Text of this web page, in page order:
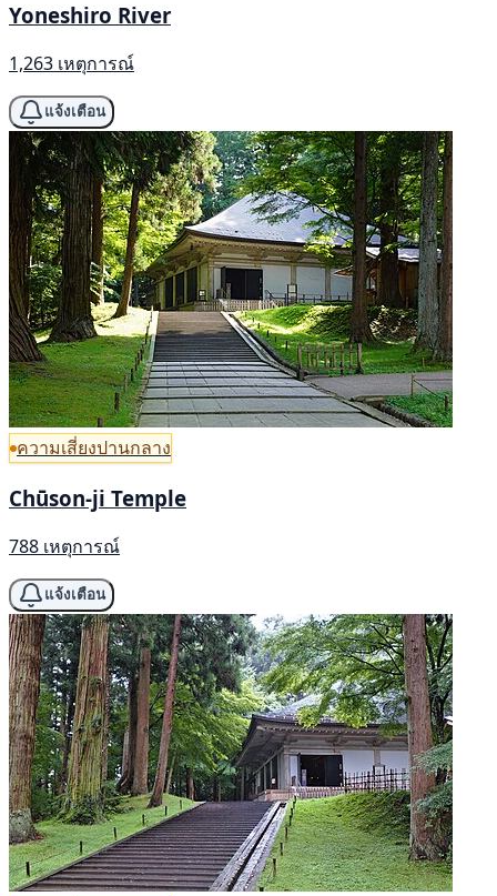
Yoneshiro River
1,263 เหตุการณ์
แจ้งเตือน
ความเสี่ยงปานกลาง
Chūson-ji Temple
788 เหตุการณ์
แจ้งเตือน